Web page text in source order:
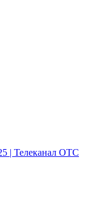
| Телеканал ОТС